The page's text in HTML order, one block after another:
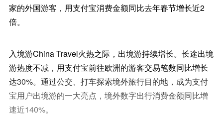
家的外国游客，用支付宝消费金额同比去年春节增长近2
倍。
入境游China Travel火热之际，出境游持续增长。长途出境
游热度不减，用支付宝前往欧洲的游客交易笔数同比增长
达30%。通过公交、打车探索境外旅行目的地，成为支付
宝用户出境游的一大亮点，境外数字出行消费金额同比增
速近140%。